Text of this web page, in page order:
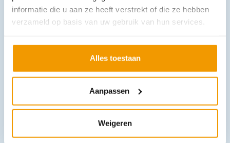
informatie die u aan ze heeft verstrekt of die ze hebben
verzameld op basis van uw gebruik van hun services.
Alles toestaan
Aanpassen
Weigeren
Inhoud verbandkoffer BHV Industrie
€51,88 incl. btw
47.6 excl. btw
In winkelwagen
Leverbaar